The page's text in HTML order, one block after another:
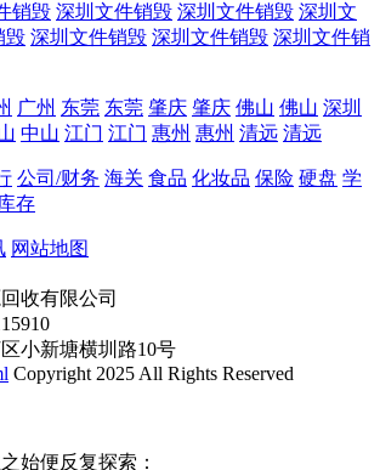
销毁 深圳文件销毁 深圳文件销毁 深圳文
毁 深圳文件销毁 深圳文件销毁 深圳文件销
广州 东莞 东莞 肇庆 肇庆 佛山 佛山 深圳
中山 江门 江门 惠州 惠州 清远 清远
公司/财务 海关 食品 化妆品 保险 硬盘 学
存
网站地图
收有限公司
小新塘横圳路10号
Copyright 2025 All Rights Reserved
始便反复探索：